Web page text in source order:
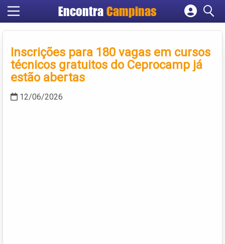
Encontra Campinas
Cadastrar empresa
Criar conta
Inscrições para 180 vagas em cursos
técnicos gratuitos do Ceprocamp já
estão abertas
12/06/2026